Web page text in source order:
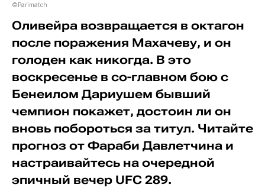
©Parimatch
Оливейра возвращается в октагон
после поражения Махачеву, и он
голоден как никогда. В это
воскресенье в со-главном бою с
Бенеилом Дариушем бывший
чемпион покажет, достоин ли он
вновь побороться за титул. Читайте
прогноз от Фараби Давлетчина и
настраивайтесь на очередной
эпичный вечер UFC 289.